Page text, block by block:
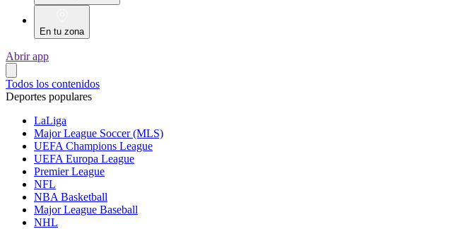
En tu zona
Abrir app
Todos los contenidos
Deportes populares
LaLiga
Major League Soccer (MLS)
UEFA Champions League
UEFA Europa League
Premier League
NFL
NBA Basketball
Major League Baseball
NHL